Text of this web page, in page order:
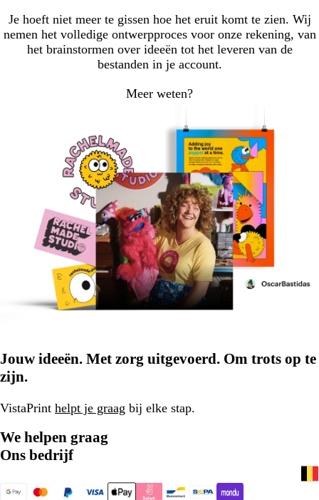
Je hoeft niet meer te gissen hoe het eruit komt te zien. Wij
nemen het volledige ontwerpproces voor onze rekening, van
het brainstormen over ideeën tot het leveren van de
bestanden in je account.
Meer weten?
Jouw ideeën. Met zorg uitgevoerd. Om trots op te
zijn.
VistaPrint helpt je graag bij elke stap.
We helpen graag
Ons bedrijf